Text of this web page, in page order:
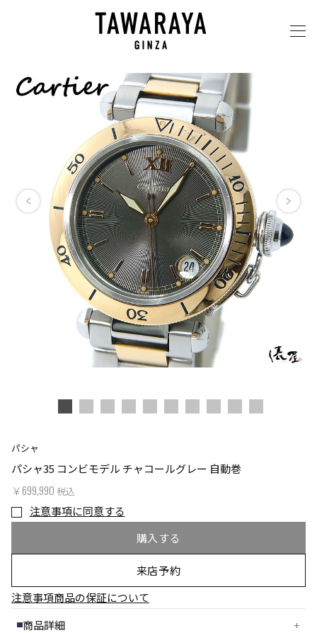
パシャ
パシャ35 コンビモデル チャコールグレー 自動巻
￥699,990 税込
注意事項に同意する
購入する
来店予約
注意事項商品の保証について
商品詳細